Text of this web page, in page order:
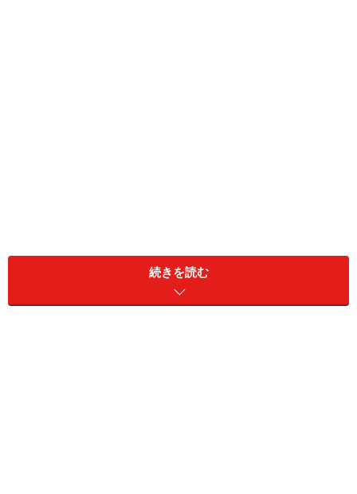
面接と違って、一体何が見られてどう判断されているの
かわからないと感じる人も多いでしょう。自信があった
のに不合格だったりすると、苦手意識を持ってしまい、
続きを読む